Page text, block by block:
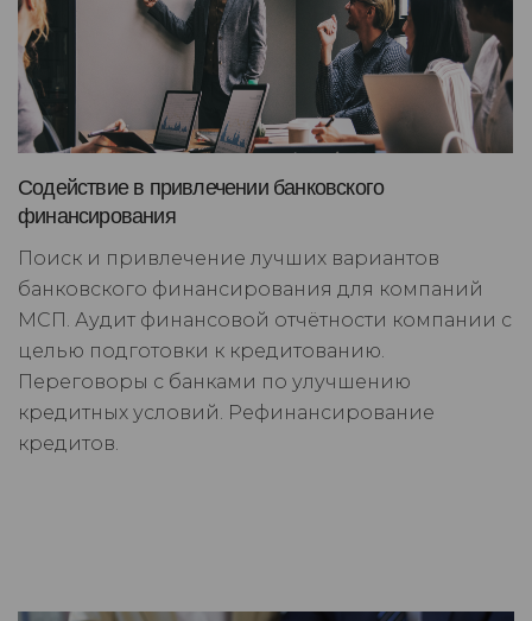
Содействие в привлечении банковского
финансирования
Поиск и привлечение лучших вариантов
банковского финансирования для компаний
МСП. Аудит финансовой отчётности компании с
целью подготовки к кредитованию.
Переговоры с банками по улучшению
кредитных условий. Рефинансирование
кредитов.